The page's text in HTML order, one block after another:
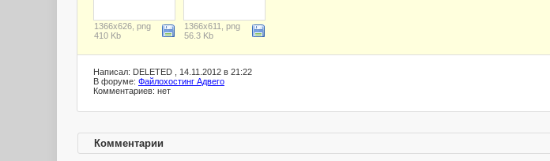
1366x626, png
410 Kb
1366x611, png
56.3 Kb
Написал: DELETED , 14.11.2012 в 21:22
В форуме: Файлохостинг Адвего
Комментариев: нет
Комментарии